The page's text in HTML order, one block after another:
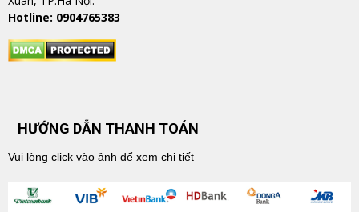
Hotline: 0904765383
HƯỚNG DẪN THANH TOÁN
Vui lòng click vào ảnh để xem chi tiết